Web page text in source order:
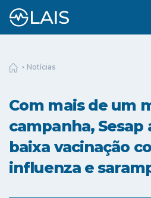
Notícias
Com mais de um
campanha, Sesap
baixa vacinação
influenza e